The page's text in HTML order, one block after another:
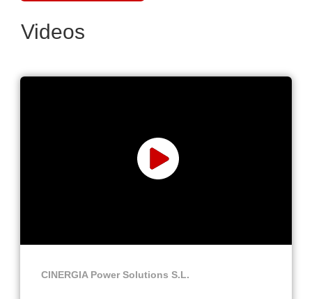
Videos
CINERGIA Power Solutions S.L.